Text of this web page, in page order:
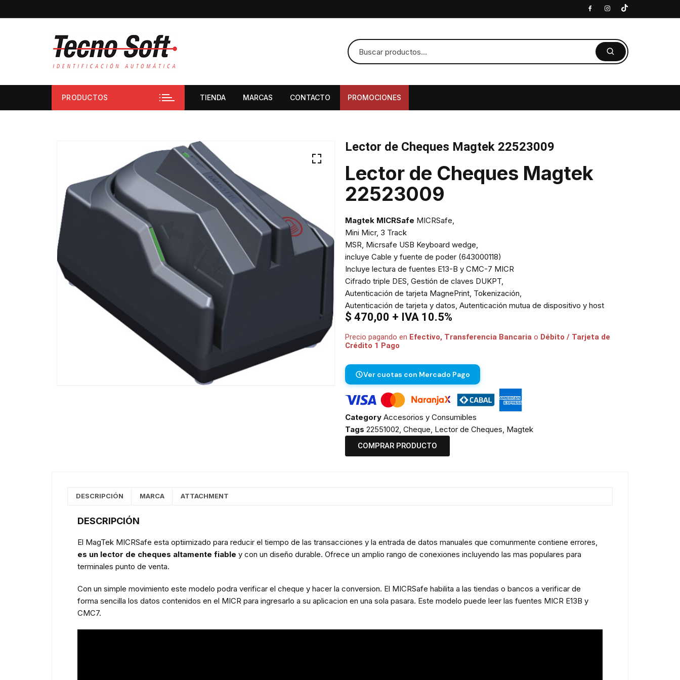
PRODUCTOS TIENDA MARCAS CONTACTO PROMOCIONES
Lector de Cheques Magtek 22523009
Lector de Cheques Magtek
22523009
Magtek MICRSafe MICRSafe,
Mini Micr, 3 Track
MSR, Micrsafe USB Keyboard wedge,
incluye Cable y fuente de poder (643000118)
Incluye lectura de fuentes E13-B y CMC-7 MICR
Cifrado triple DES, Gestión de claves DUKPT,
Autenticación de tarjeta MagnePrint, Tokenización,
Autenticación de tarjeta y datos, Autenticación mutua de dispositivo y host
$ 470,00 + IVA 10.5%
Precio pagando en Efectivo, Transferencia Bancaria o Débito / Tarjeta de
Crédito 1 Pago
Ver cuotas con Mercado Pago
Category Accesorios y Consumibles
Tags 22551002, Cheque, Lector de Cheques, Magtek
COMPRAR PRODUCTO
DESCRIPCIÓN MARCA ATTACHMENT
DESCRIPCIÓN
El MagTek MICRSafe esta optiimizado para reducir el tiempo de las transacciones y la entrada de datos manuales que comunmente contiene errores,
es un lector de cheques altamente fiable y con un diseño durable. Ofrece un amplio rango de conexiones incluyendo las mas populares para
terminales punto de venta.
Con un simple movimiento este modelo podra verificar el cheque y hacer la conversion. El MICRSafe habilita a las tiendas o bancos a verificar de
forma sencilla los datos contenidos en el MICR para ingresarlo a su aplicacion en una sola pasara. Este modelo puede leer las fuentes MICR E13B y
CMC7.